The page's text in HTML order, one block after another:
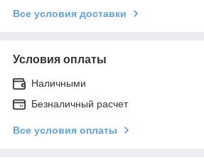
Все условия доставки
Условия оплаты
Наличными
Безналичный расчет
Все условия оплаты